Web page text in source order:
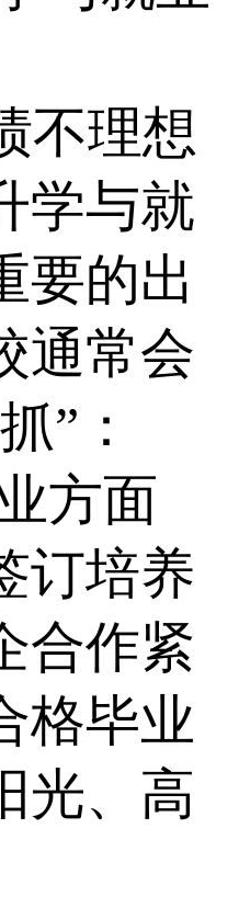
不理想
学与就
要的出
通常会
”：
方面
订培养
合作紧
格毕业
光、高